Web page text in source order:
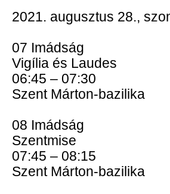
2021. augusztus 28.,
07 Imádság
Vigília és Laudes
06:45 – 07:30
Szent Márton-bazilika
08 Imádság
Szentmise
07:45 – 08:15
Szent Márton-bazilika